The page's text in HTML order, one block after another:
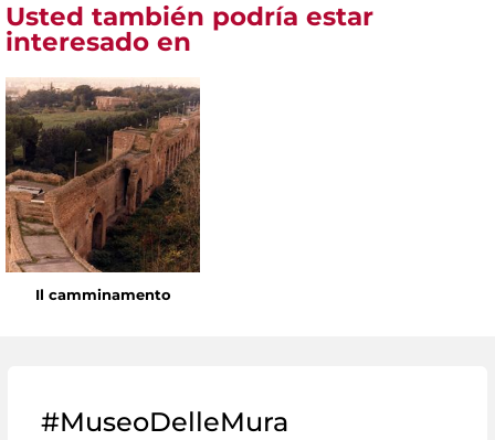
Usted también podría estar
interesado en
Il camminamento
#MuseoDelleMura